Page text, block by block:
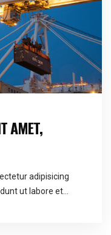
AMET,
adipisicing
ut labore et